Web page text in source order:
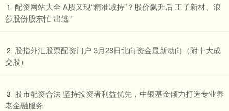
1 ​配资网站大全 A股又现“精准减持”？股价飙升后 王子新材、浪
莎股份股东忙“出逃”
2 ​股指外汇股票配资门户 3月28日北向资金最新动向（附十大成
交股）
3 ​股市配资合法 坚持投资者利益优先，中银基金倾力打造专业养
老金融服务